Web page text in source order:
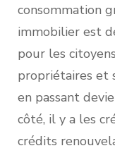
consommation
immobilier est
pour les
propriétaires et
en passant
côté, il y a les
crédits